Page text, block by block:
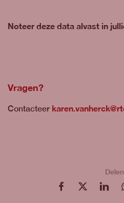
Noteer deze data alvast in
Vragen?
Contacteer
Delen
op Facebook
op X